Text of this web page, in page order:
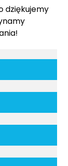
dziękujemy